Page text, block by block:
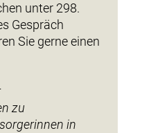
unter 298.
Gespräch
Sie gerne einen
zu
in